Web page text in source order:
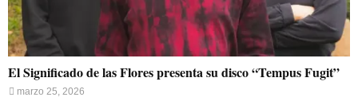
El Significado de las Flores presenta su disco “Tempus Fugit”
marzo 25, 2026